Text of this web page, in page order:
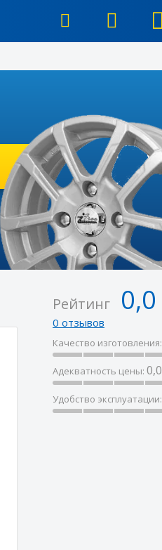
Рейтинг 0,0
0 отзывов
Качество изготовления:
Адекватность цены: 0,0
Удобство эксплуатации: